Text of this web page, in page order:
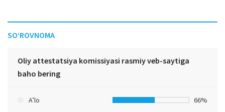
SO‘ROVNOMA
Oliy attestatsiya komissiyasi rasmiy veb-saytiga
baho bering
A’lo 66%